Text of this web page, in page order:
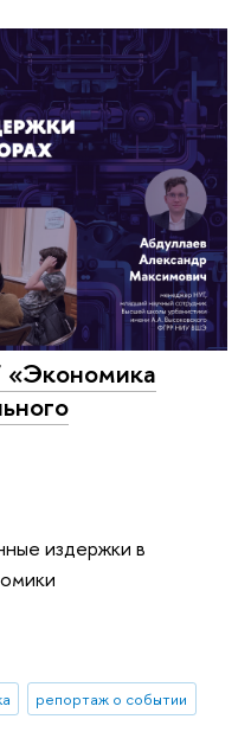
издержки в
репортаж о событии